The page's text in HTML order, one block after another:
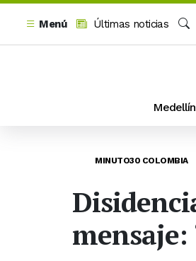
Menú
Últimas noticias
Medellín
MINUTO30 COLOMBIA
mensaje: